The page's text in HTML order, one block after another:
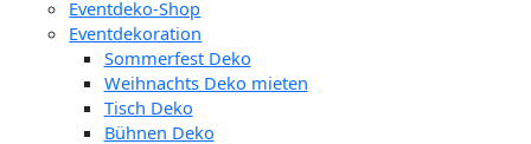
Eventdeko-Shop
Eventdekoration
Sommerfest Deko
Weihnachts Deko mieten
Tisch Deko
Bühnen Deko